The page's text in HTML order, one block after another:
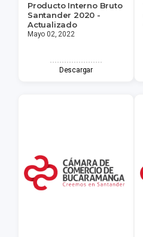
Producto Interno Bruto
Santander 2020 -
Actualizado
Mayo 02, 2022
Descargar